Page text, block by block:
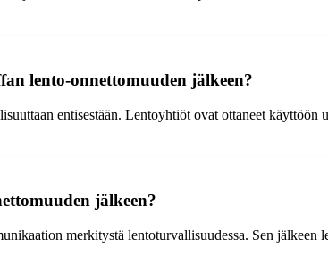
lento-onnettomuuden jälkeen?
entisestään. Lentoyhtiöt ovat ottaneet
jälkeen?
merkitystä lentoturvallisuudessa. Sen